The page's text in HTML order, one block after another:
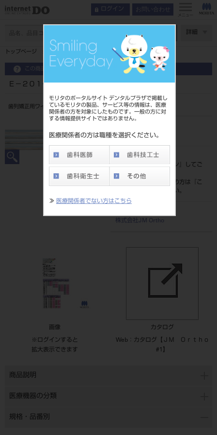
モリタのポータルサイト デンタルプラザで掲載し
ているモリタの製品、サービス等の情報は、医療
関係者の方を対象にしたものです。一般の方に対
する情報提供サイトではありません。
医療関係者の方は職種を選択ください。
≫ 医療関係者でない方はこちら
ログイン お問い合わせ
メニュー
詳細
トップページ Ｅ－２０１～２３８ エルジロイワイヤー
この商品に関するお問い合わせ
Ｅ－２０１～２３８ エルジロイワイヤー
歯列矯正用ワイヤ
206350438
標準価格
ログイン
』してご
覧ください。
ネット会員登録がまだの方は『
こ
』より登録ください。
株式会社JM Ortho
画像
※ログインすると
拡大表示できます
カタログ
Web：カタログ【ＪＭ Ｏｒｔｈｏ
#1】
商品説明
医療機器の分類
規格・品番別